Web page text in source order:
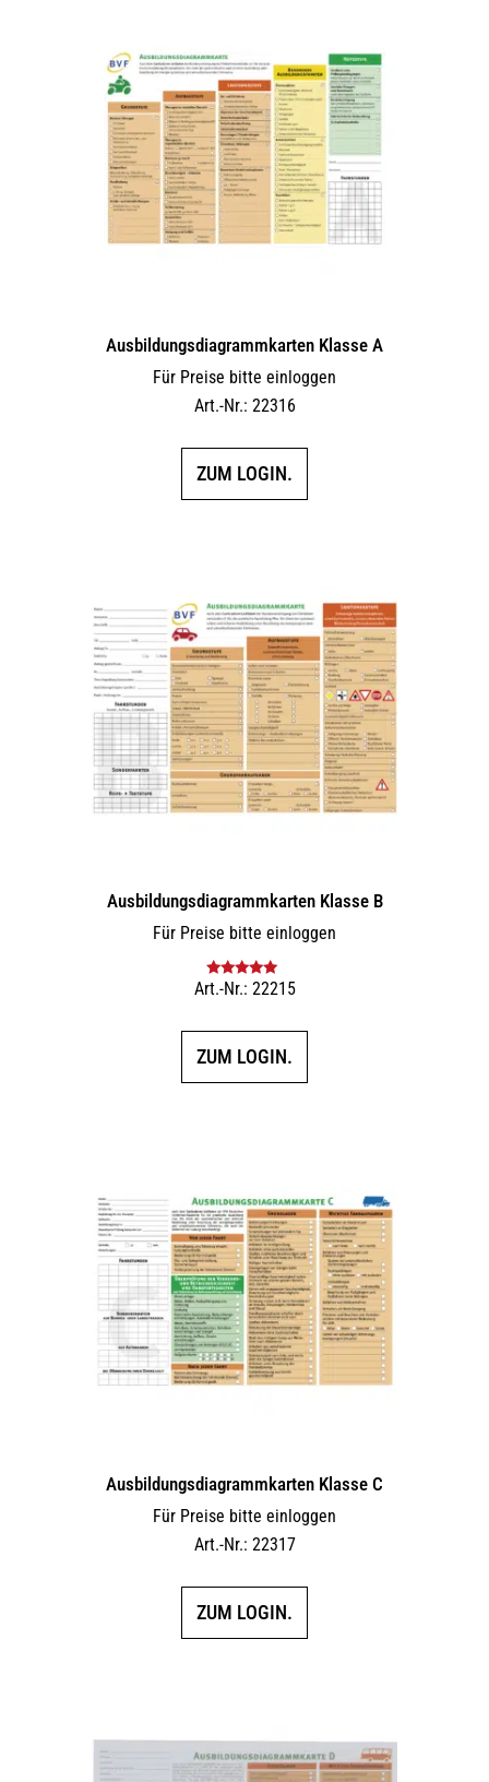
Ausbildungs­dia­gramm­karten Klasse A
Für Preise bitte einloggen
Art.-Nr.: 22316
ZUM LOGIN.
Ausbildungs­dia­gramm­karten Klasse B
Für Preise bitte einloggen
Bewertet mit
Art.-Nr.: 22215
ZUM LOGIN.
Ausbildungs­dia­gramm­karten Klasse C
Für Preise bitte einloggen
Art.-Nr.: 22317
ZUM LOGIN.